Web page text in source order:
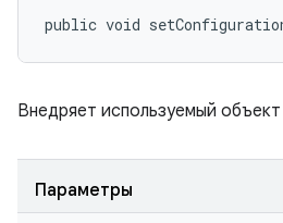
public void
Внедряет используемый объект
Параметры